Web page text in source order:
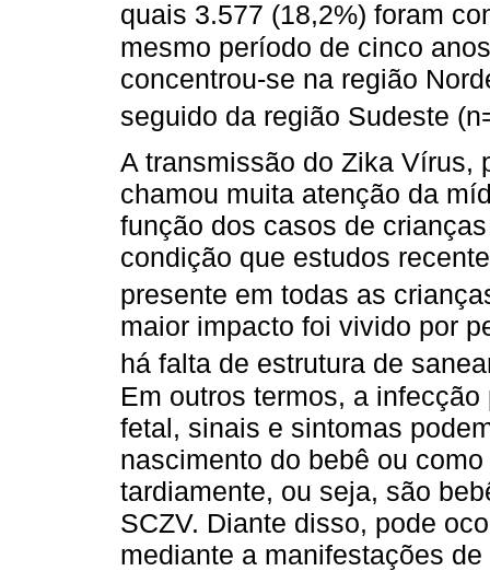
quais 3.577 (18,2%) foram
mesmo período de cinco
concentrou-se na região
seguido da região Sudeste
A transmissão do Zika Vírus,
chamou muita atenção da
função dos casos de
condição que estudos
presente em todas as
maior impacto foi vivido por
há falta de estrutura de
Em outros termos, a
fetal, sinais e sintomas
nascimento do bebê ou
tardiamente, ou seja, são
SCZV. Diante disso, pode
mediante a manifestações